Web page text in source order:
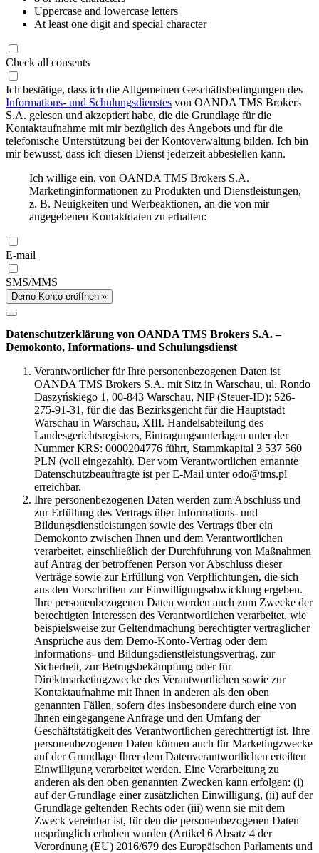
Uppercase and lowercase letters
At least one digit and special character
Check all consents
Ich bestätige, dass ich die Allgemeinen Geschäftsbedingungen des
Informations- und Schulungsdienstes von OANDA TMS Brokers
S.A. gelesen und akzeptiert habe, die die Grundlage für die
Kontaktaufnahme mit mir bezüglich des Angebots und für die
telefonische Unterstützung bei der Kontoverwaltung bilden. Ich bin
mir bewusst, dass ich diesen Dienst jederzeit abbestellen kann.
Ich willige ein, von OANDA TMS Brokers S.A.
Marketinginformationen zu Produkten und Dienstleistungen,
z. B. Neuigkeiten und Werbeaktionen, an die von mir
angegebenen Kontaktdaten zu erhalten:
E-mail
SMS/MMS
Demo-Konto eröffnen »
Datenschutzerklärung von OANDA TMS Brokers S.A. –
Demokonto, Informations- und Schulungsdienst
Verantwortlicher für Ihre personenbezogenen Daten ist
OANDA TMS Brokers S.A. mit Sitz in Warschau, ul. Rondo
Daszyńskiego 1, 00-843 Warschau, NIP (Steuer-ID): 526-
275-91-31, für die das Bezirksgericht für die Hauptstadt
Warschau in Warschau, XIII. Handelsabteilung des
Landesgerichtsregisters, Eintragungsunterlagen unter der
Nummer KRS: 0000204776 führt, Stammkapital 3 537 560
PLN (voll eingezahlt). Der vom Verantwortlichen ernannte
Datenschutzbeauftragte ist per E-Mail unter odo@tms.pl
erreichbar.
Ihre personenbezogenen Daten werden zum Abschluss und
zur Erfüllung des Vertrags über Informations- und
Bildungsdienstleistungen sowie des Vertrags über ein
Demokonto zwischen Ihnen und dem Verantwortlichen
verarbeitet, einschließlich der Durchführung von Maßnahmen
auf Antrag der betroffenen Person vor Abschluss dieser
Verträge sowie zur Erfüllung von Verpflichtungen, die sich
aus den Vorschriften zur Einwilligungsabwicklung ergeben.
Ihre personenbezogenen Daten werden auch zum Zwecke der
berechtigten Interessen des Verantwortlichen verarbeitet, wie
beispielsweise zur Geltendmachung berechtigter vertraglicher
Ansprüche aus dem Demo-Konto-Vertrag oder dem
Informations- und Bildungsdienstleistungsvertrag, zur
Sicherheit, zur Betrugsbekämpfung oder für
Direktmarketingzwecke des Verantwortlichen sowie zur
Kontaktaufnahme mit Ihnen in anderen als den oben
genannten Fällen, sofern dies insbesondere durch eine von
Ihnen eingegangene Anfrage und den Umfang der
Geschäftstätigkeit des Verantwortlichen gerechtfertigt ist. Ihre
personenbezogenen Daten können auch für Marketingzwecke
auf der Grundlage Ihrer dem Datenverantwortlichen erteilten
Einwilligung verarbeitet werden. Eine Verarbeitung zu
anderen als den oben genannten Zwecken kann erfolgen: (i)
auf der Grundlage einer zusätzlichen Einwilligung, (ii) auf der
Grundlage geltenden Rechts oder (iii) wenn sie mit dem
Zweck vereinbar ist, für den die personenbezogenen Daten
ursprünglich erhoben wurden (Artikel 6 Absatz 4 der
Verordnung (EU) 2016/679 des Europäischen Parlaments und